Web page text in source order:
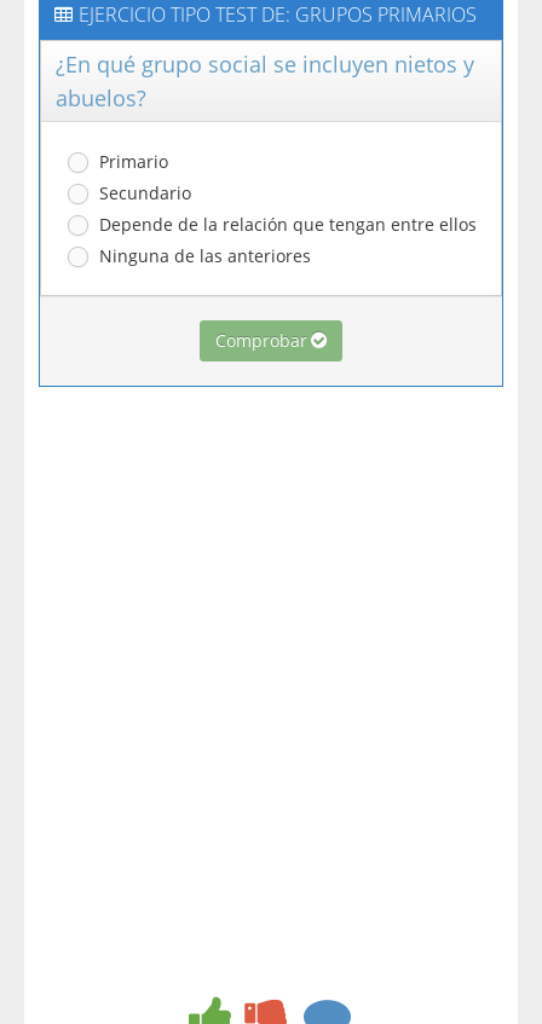
EJERCICIO TIPO TEST DE: GRUPOS PRIMARIOS
¿En qué grupo social se incluyen nietos y
abuelos?
Primario
Secundario
Depende de la relación que tengan entre ellos
Ninguna de las anteriores
Comprobar